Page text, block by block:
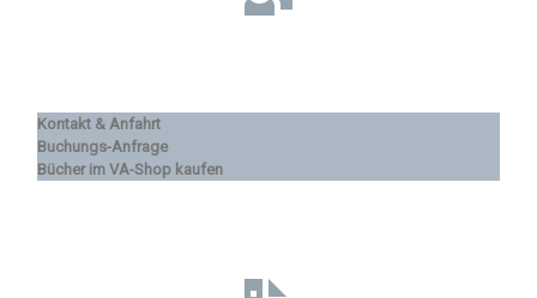
Kontakt & Anfahrt
Buchungs-Anfrage
Bücher im VA-Shop kaufen